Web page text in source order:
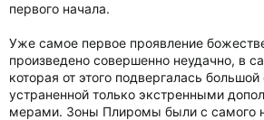
первого начала.
Уже самое первое проявление
произведено совершенно неудачно, в
которая от этого подвергалась большой
устраненной только экстренными
мерами. Зоны Плиромы были с самого